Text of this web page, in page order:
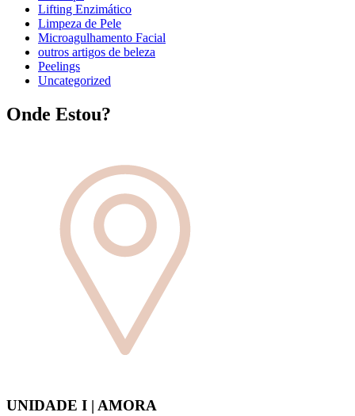
Lifting Enzimático
Limpeza de Pele
Microagulhamento Facial
outros artigos de beleza
Peelings
Uncategorized
Onde Estou?
UNIDADE I | AMORA